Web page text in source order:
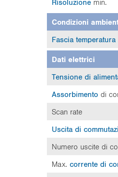
Risoluzione min.
Condizioni
Fascia temperatura
Dati elettrici
Tensione di
Assorbimento di
Scan rate
Uscita di
Numero uscite di
Max. corrente di